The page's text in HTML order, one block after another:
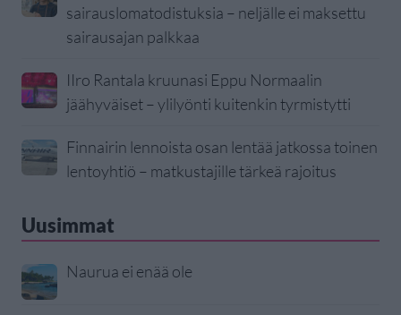
sairauslomatodistuksia – neljälle ei maksettu
sairausajan palkkaa
IIro Rantala kruunasi Eppu Normaalin
jäähyväiset – ylilyönti kuitenkin tyrmistytti
Finnairin lennoista osan lentää jatkossa toinen
lentoyhtiö – matkustajille tärkeä rajoitus
Uusimmat
Naurua ei enää ole